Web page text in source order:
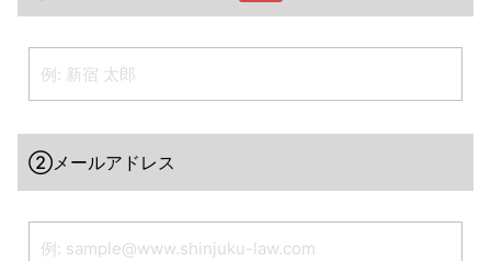
②メールアドレス